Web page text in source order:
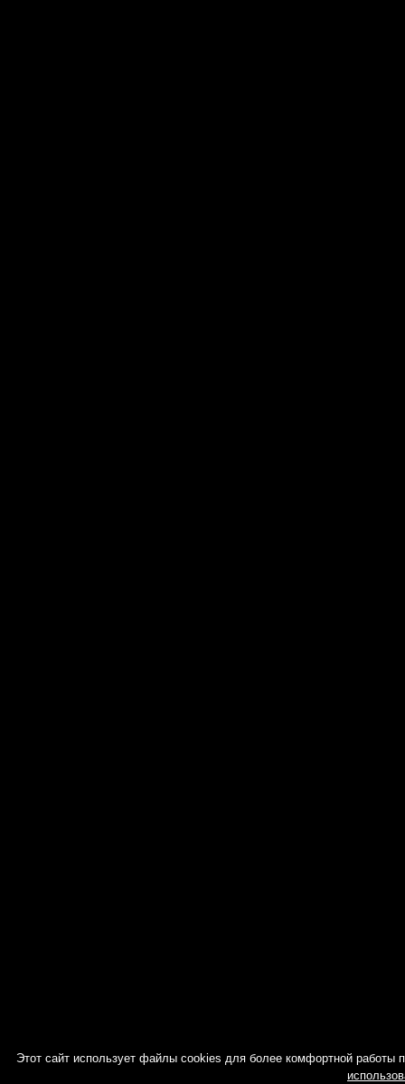
Этот сайт использует файлы cookies для более комфортной